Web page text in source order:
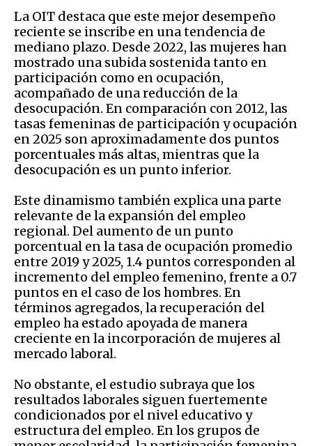
La OIT destaca que este mejor desempeño
reciente se inscribe en una tendencia de
mediano plazo. Desde 2022, las mujeres han
mostrado una subida sostenida tanto en
participación como en ocupación,
acompañado de una reducción de la
desocupación. En comparación con 2012, las
tasas femeninas de participación y ocupación
en 2025 son aproximadamente dos puntos
porcentuales más altas, mientras que la
desocupación es un punto inferior.
Este dinamismo también explica una parte
relevante de la expansión del empleo
regional. Del aumento de un punto
porcentual en la tasa de ocupación promedio
entre 2019 y 2025, 1.4 puntos corresponden al
incremento del empleo femenino, frente a 0.7
puntos en el caso de los hombres. En
términos agregados, la recuperación del
empleo ha estado apoyada de manera
creciente en la incorporación de mujeres al
mercado laboral.
No obstante, el estudio subraya que los
resultados laborales siguen fuertemente
condicionados por el nivel educativo y
estructura del empleo. En los grupos de